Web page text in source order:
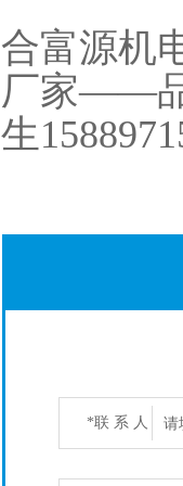
合富源机
厂家——品
生
*联 系 人